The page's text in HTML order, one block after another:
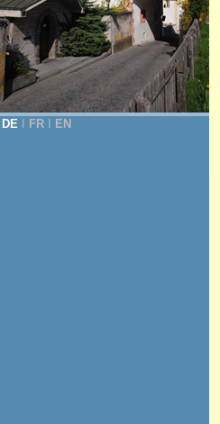
DE FR EN